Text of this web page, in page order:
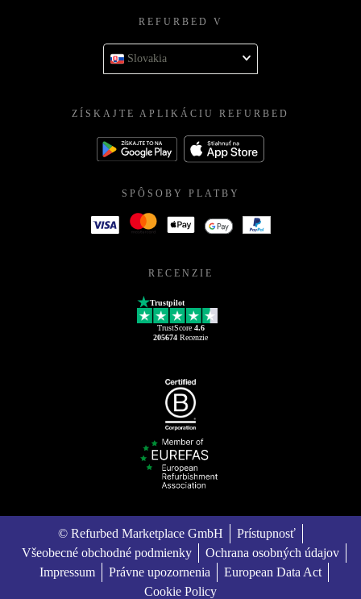
REFURBED V
Slovakia
ZÍSKAJTE APLIKÁCIU REFURBED
SPÔSOBY PLATBY
RECENZIE
Trustpilot
TrustScore 4.6
205674 Recenzie
© Refurbed Marketplace GmbH
Prístupnosť
Všeobecné obchodné podmienky
Ochrana osobných údajov
Impressum
Právne upozornenia
European Data Act
Cookie Policy